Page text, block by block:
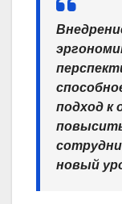
подход к
новый